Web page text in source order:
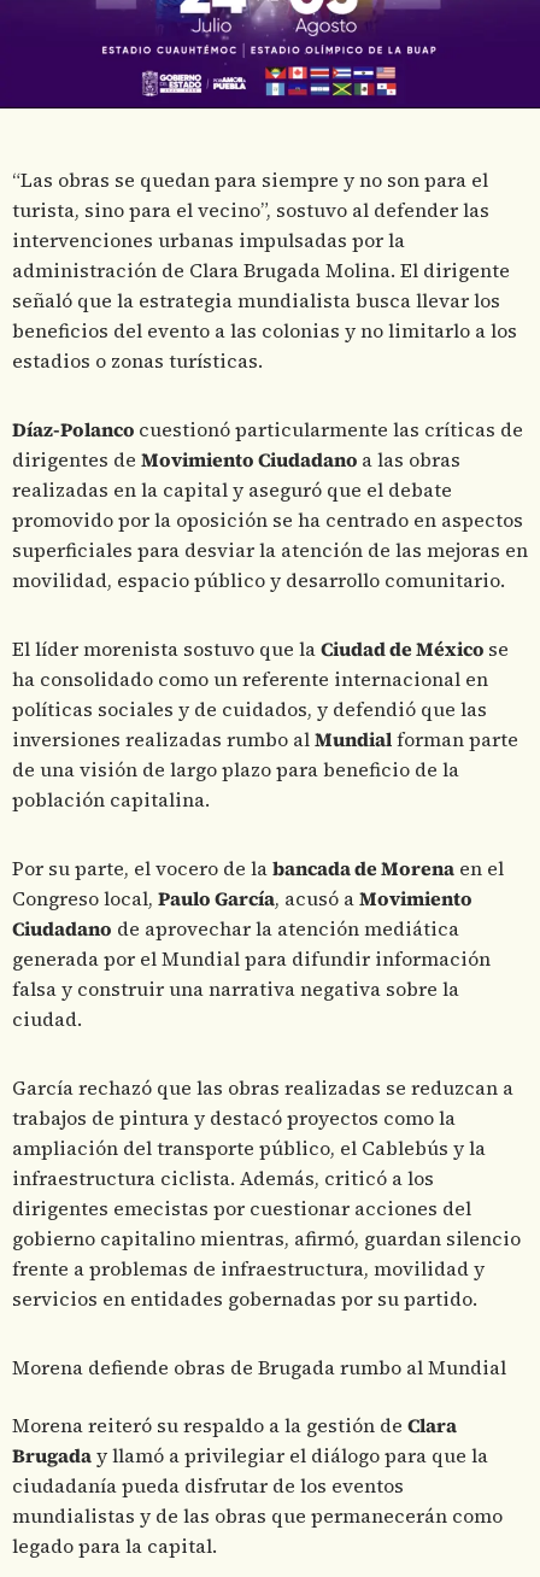
“Las obras se quedan para siempre y no son para el
turista, sino para el vecino”, sostuvo al defender las
intervenciones urbanas impulsadas por la
administración de Clara Brugada Molina. El dirigente
señaló que la estrategia mundialista busca llevar los
beneficios del evento a las colonias y no limitarlo a los
estadios o zonas turísticas.
Díaz-Polanco cuestionó particularmente las críticas de
dirigentes de Movimiento Ciudadano a las obras
realizadas en la capital y aseguró que el debate
promovido por la oposición se ha centrado en aspectos
superficiales para desviar la atención de las mejoras en
movilidad, espacio público y desarrollo comunitario.
El líder morenista sostuvo que laCiudad de México se
ha consolidado como un referente internacional en
políticas sociales y de cuidados, y defendió que las
inversiones realizadas rumbo alMundialforman parte
de una visión de largo plazo para beneficio de la
población capitalina.
Por su parte, el vocero de labancada de Morena en el
Congreso local, Paulo García, acusó aMovimiento
Ciudadano de aprovechar la atención mediática
generada por el Mundial para difundir información
falsa y construir una narrativa negativa sobre la
ciudad.
García rechazó que las obras realizadas se reduzcan a
trabajos de pintura y destacó proyectos como la
ampliación del transporte público, el Cablebús y la
infraestructura ciclista. Además, criticó a los
dirigentes emecistas por cuestionar acciones del
gobierno capitalino mientras, afirmó, guardan silencio
frente a problemas de infraestructura, movilidad y
servicios en entidades gobernadas por su partido.
Morena defiende obras de Brugada rumbo al Mundial
Morena reiteró su respaldo a la gestión de Clara
Brugaday llamó a privilegiar el diálogo para que la
ciudadanía pueda disfrutar de los eventos
mundialistas y de las obras que permanecerán como
legado para la capital.